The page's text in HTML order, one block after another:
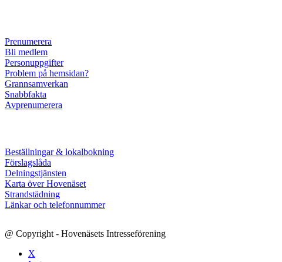
Prenumerera
Bli medlem
Personuppgifter
Problem på hemsidan?
Grannsamverkan
Snabbfakta
Avprenumerera
Beställningar & lokalbokning
Förslagslåda
Delningstjänsten
Karta över Hovenäset
Strandstädning
Länkar och telefonnummer
@ Copyright - Hovenäsets Intresseförening
X